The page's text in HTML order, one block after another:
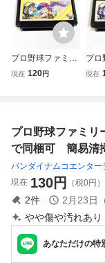
プロ野球ファミリ
ースタジアム８８
スタ８８
現在 120円
プロ
ース
ス
現在
プロ野球ファミリ
で同梱可 簡易清
バンダイナムコエンター
現在 130円 （税0円）
2件 2月23日
やや傷や汚れあり
あなただけの特